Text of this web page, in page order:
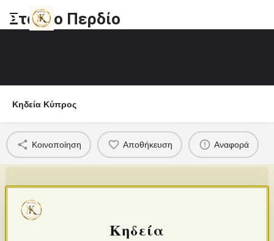
Σταύρο Περδίο
Κηδεία Κύπρος
Κοινοποίηση Αποθήκευση Αναφορά
Κηδεία